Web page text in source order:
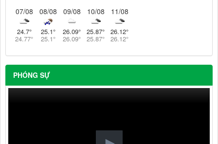
07/08
24.7°
24.77°
08/08
25.1°
25.1°
09/08
26.09°
26.09°
10/08
25.87°
25.87°
11/08
26.12°
26.12°
PHÓNG SỰ